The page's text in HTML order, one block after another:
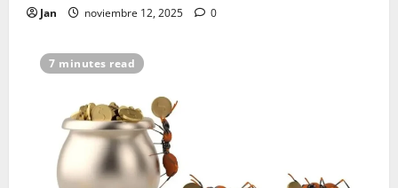
Jan noviembre 12, 2025 0
7 minutes read